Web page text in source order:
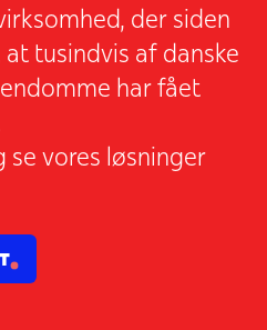
der siden
tusindvis af danske
har fået
vores løsninger